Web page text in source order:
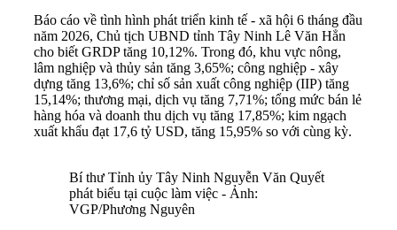
Báo cáo về tình hình phát triển kinh tế - xã hội 6 tháng đầu
năm 2026, Chủ tịch UBND tỉnh Tây Ninh Lê Văn Hẳn
cho biết GRDP tăng 10,12%. Trong đó, khu vực nông,
lâm nghiệp và thủy sản tăng 3,65%; công nghiệp - xây
dựng tăng 13,6%; chỉ số sản xuất công nghiệp (IIP) tăng
15,14%; thương mại, dịch vụ tăng 7,71%; tổng mức bán lẻ
hàng hóa và doanh thu dịch vụ tăng 17,85%; kim ngạch
xuất khẩu đạt 17,6 tỷ USD, tăng 15,95% so với cùng kỳ.
Bí thư Tỉnh ủy Tây Ninh Nguyễn Văn Quyết
phát biểu tại cuộc làm việc - Ảnh:
VGP/Phương Nguyên